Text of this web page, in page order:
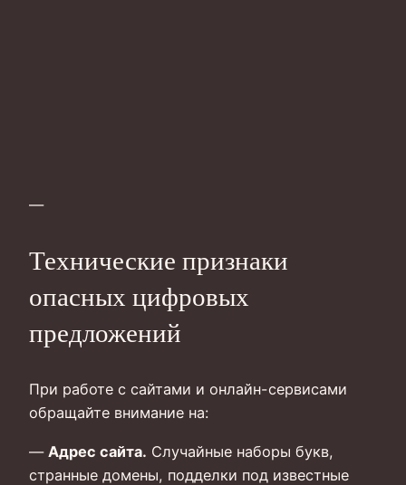
—
Технические признаки
опасных цифровых
предложений
При работе с сайтами и онлайн-сервисами
обращайте внимание на:
— Адрес сайта. Случайные наборы букв,
странные домены, подделки под известные